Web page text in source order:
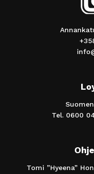
Tel. 0600
Tomi ”Hyeena”